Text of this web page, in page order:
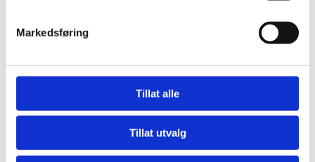
Markedsføring
Tillat alle
Tillat utvalg
produkter. Med emulsjon menes en dispersjon av et bindemiddel
med en høy molekylvekt i vann. I et kolloidalsystem kan et
største årsaken til at bruken av vannfortynnbare produkter stadig
øker er krav for å minske utslipp av organiske løsemiddel.
brannresistensegenskaper.
Det finns ett stort antall ulike vannfortynnbare
produkter/teknologier med varierende egenskaper avhengig av